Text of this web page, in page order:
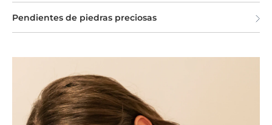
Pendientes de piedras preciosas